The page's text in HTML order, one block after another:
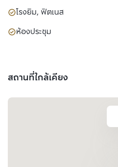
โรงยิม, ฟิตเนส
ห้องประชุม
สถานที่ใกล้เคียง